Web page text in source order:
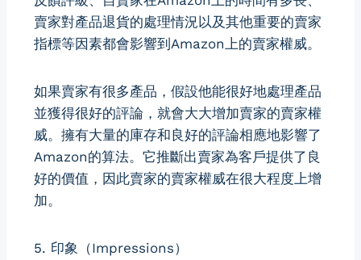
賣家對產品退貨的處理情況以及其他重要的賣家
指標等因素都會影響到Amazon上的賣家權威。
如果賣家有很多產品，假設他能很好地處理產品
並獲得很好的評論，就會大大增加賣家的賣家權
威。擁有大量的庫存和良好的評論相應地影響了
Amazon的算法。它推斷出賣家為客戶提供了良
好的價值，因此賣家的賣家權威在很大程度上增
加。
5. 印象（Impressions）